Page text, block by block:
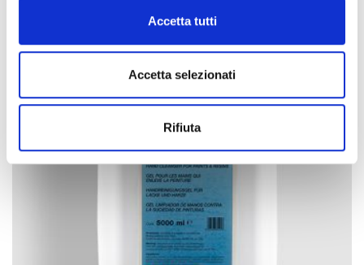
Accetta tutti
Accetta selezionati
Rifiuta